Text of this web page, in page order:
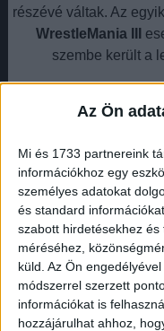
Az Ön
Mi és 1733 partnereink
információkhoz egy
személyes adatokat
és standard
szabott hirdetésekhez
méréséhez,
küld. Az Ön
módszerrel szerzett
információkat is
hozzájárulhat ahhoz,
részévé váltak. Az
WrestleMania III
szembe került a
A WWE
„A WWE
Hírességek
elhunyt. Hogan a